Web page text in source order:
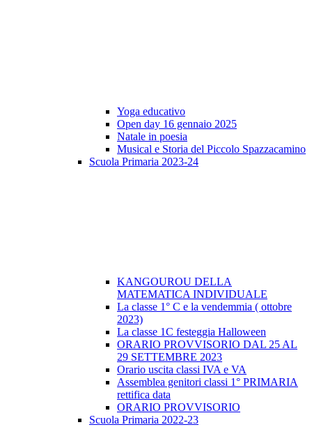
Yoga educativo
Open day 16 gennaio 2025
Natale in poesia
Musical e Storia del Piccolo Spazzacamino
Scuola Primaria 2023-24
KANGOUROU DELLA
MATEMATICA INDIVIDUALE
La classe 1° C e la vendemmia ( ottobre
2023)
La classe 1C festeggia Halloween
ORARIO PROVVISORIO DAL 25 AL
29 SETTEMBRE 2023
Orario uscita classi IVA e VA
Assemblea genitori classi 1° PRIMARIA
rettifica data
ORARIO PROVVISORIO
Scuola Primaria 2022-23